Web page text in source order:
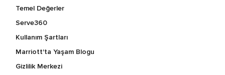
Temel Değerler
Serve360
Kullanım Şartları
Marriott'ta Yaşam Blogu
Gizlilik Merkezi